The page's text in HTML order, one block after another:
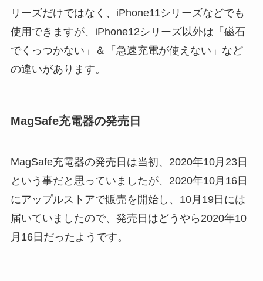
リーズだけではなく、iPhone11シリーズなどでも
使用できますが、iPhone12シリーズ以外は「磁石
でくっつかない」＆「急速充電が使えない」など
の違いがあります。
MagSafe充電器の発売日
MagSafe充電器の発売日は当初、2020年10月23日
という事だと思っていましたが、2020年10月16日
にアップルストアで販売を開始し、10月19日には
届いていましたので、発売日はどうやら2020年10
月16日だったようです。